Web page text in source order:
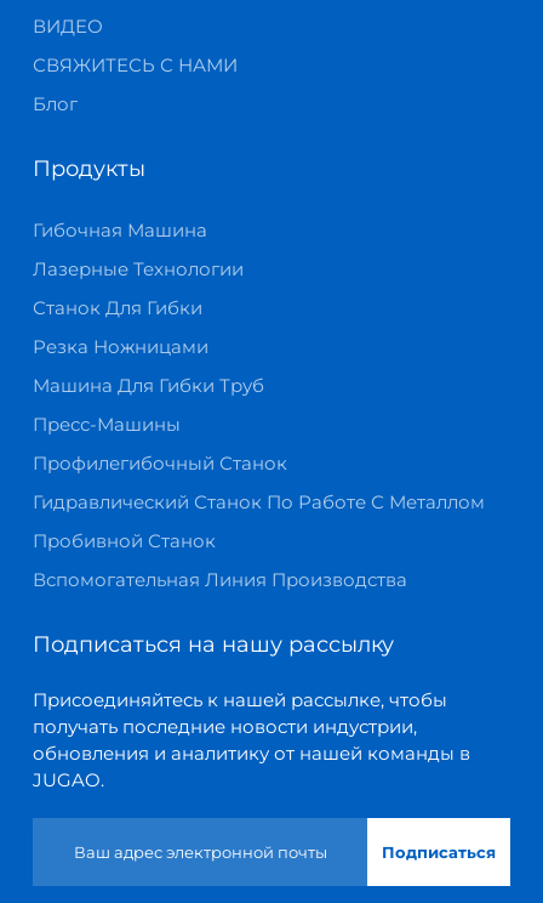
ВИДЕО
СВЯЖИТЕСЬ С НАМИ
Блог
Продукты
Гибочная Машина
Лазерные Технологии
Станок Для Гибки
Резка Ножницами
Машина Для Гибки Труб
Пресс-Машины
Профилегибочный Станок
Гидравлический Станок По Работе С Металлом
Пробивной Станок
Вспомогательная Линия Производства
Подписаться на нашу рассылку
Присоединяйтесь к нашей рассылке, чтобы
получать последние новости индустрии,
обновления и аналитику от нашей команды в
JUGAO.
Подписаться